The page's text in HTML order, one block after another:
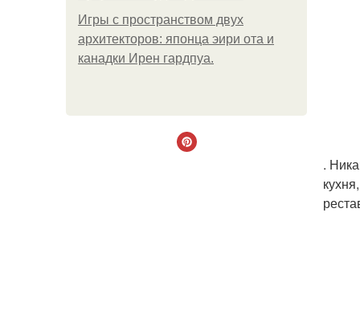
Игры с пространством двух
архитекторов: японца эири ота и
канадки Ирен гардпуа.
.